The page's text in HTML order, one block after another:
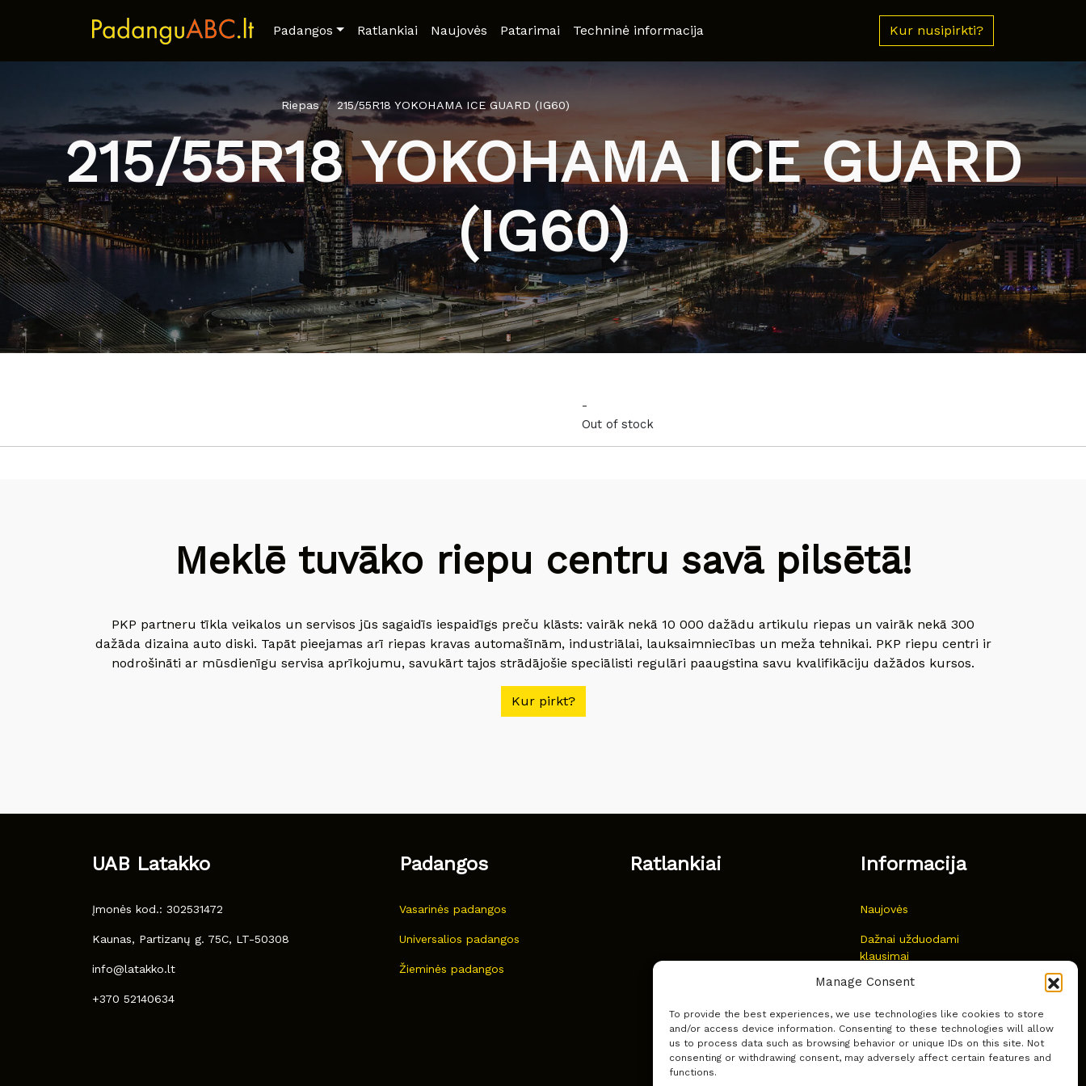
Manage Consent
To provide the best experiences, we use technologies like cookies to store
and/or access device information. Consenting to these technologies will allow
us to process data such as browsing behavior or unique IDs on this site. Not
consenting or withdrawing consent, may adversely affect certain features and
functions.
Padangos Ratlankiai Naujovės Patarimai Techninė informacija Kur nusipirkti?
Riepas 215/55R18 YOKOHAMA ICE GUARD (IG60)
215/55R18 YOKOHAMA ICE GUARD
(IG60)
-
Out of stock
Meklē tuvāko riepu centru savā pilsētā!
PKP partneru tīkla veikalos un servisos jūs sagaidīs iespaidīgs preču klāsts: vairāk nekā 10 000 dažādu artikulu riepas un vairāk nekā 300
dažāda dizaina auto diski. Tapāt pieejamas arī riepas kravas automašīnām, industriālai, lauksaimniecības un meža tehnikai. PKP riepu centri ir
nodrošināti ar mūsdienīgu servisa aprīkojumu, savukārt tajos strādājošie speciālisti regulāri paaugstina savu kvalifikāciju dažādos kursos.
Kur pirkt?
UAB Latakko
Įmonės kod.: 302531472
Kaunas, Partizanų g. 75C, LT-50308
info@latakko.lt
+370 52140634
Padangos
Vasarinės padangos
Universalios padangos
Žieminės padangos
Ratlankiai Informacija
Naujovės
Dažnai užduodami
klausimai
Kur nusipirkti?
Privatumas